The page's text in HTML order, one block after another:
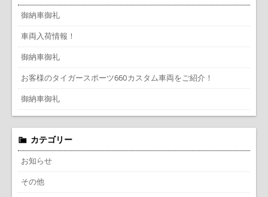
御納車御礼
車両入荷情報！
御納車御礼
お客様のタイガースポーツ660カスタム車両をご紹介！
御納車御礼
カテゴリー
お知らせ
その他